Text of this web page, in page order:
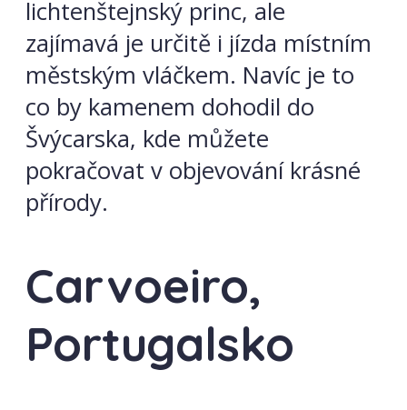
lichtenštejnský princ, ale
zajímavá je určitě i jízda místním
městským vláčkem. Navíc je to
co by kamenem dohodil do
Švýcarska, kde můžete
pokračovat v objevování krásné
přírody.
Carvoeiro,
Portugalsko